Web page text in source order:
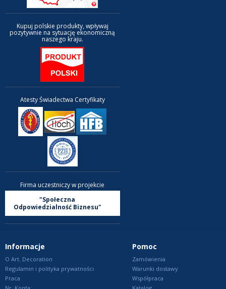
Kupuj polskie produkty, wpływaj
pozytywnie na sytuację ekonomiczną
naszego kraju.
Atesty Świadectwa Certyfikaty
Firma uczestniczy w projekcie
"Społeczna
Odpowiedzialność Biznesu"
Informacje
O Art. Decoration
Regulamin i polityka prywatności
Praca
Pomoc
Zamówienia
Warunki dostawy
Współpraca